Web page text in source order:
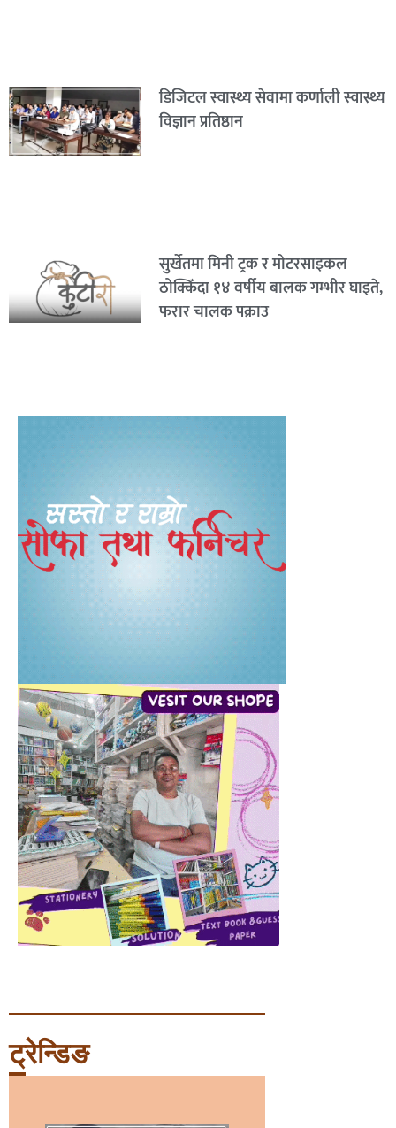
डिजिटल स्वास्थ्य सेवामा कर्णाली स्वास्थ्य
विज्ञान प्रतिष्ठान
सुर्खेतमा मिनी ट्रक र मोटरसाइकल
ठोक्किँदा १४ वर्षीय बालक गम्भीर घाइते,
फरार चालक पक्राउ
ट्रेन्डिङ